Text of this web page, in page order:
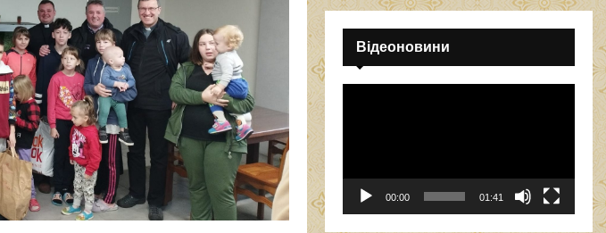
Відеоновини
00:00 01:41